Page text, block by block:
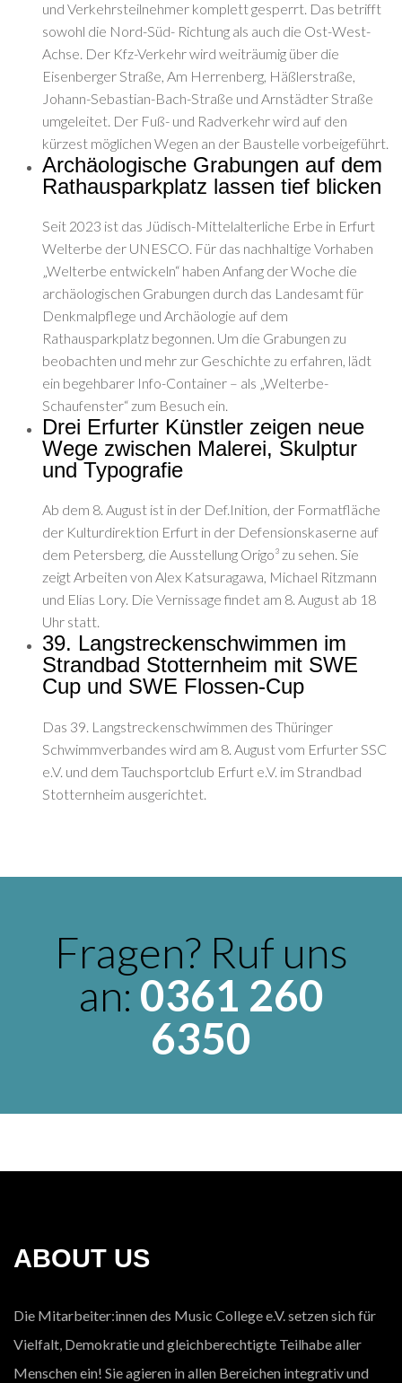
und Verkehrsteilnehmer komplett gesperrt. Das betrifft
sowohl die Nord-Süd- Richtung als auch die Ost-West-
Achse. Der Kfz-Verkehr wird weiträumig über die
Eisenberger Straße, Am Herrenberg, Häßlerstraße,
Johann-Sebastian-Bach-Straße und Arnstädter Straße
umgeleitet. Der Fuß- und Radverkehr wird auf den
kürzest möglichen Wegen an der Baustelle vorbeigeführt.
Archäologische Grabungen auf dem
Rathausparkplatz lassen tief blicken
Seit 2023 ist das Jüdisch-Mittelalterliche Erbe in Erfurt
Welterbe der UNESCO. Für das nachhaltige Vorhaben
„Welterbe entwickeln“ haben Anfang der Woche die
archäologischen Grabungen durch das Landesamt für
Denkmalpflege und Archäologie auf dem
Rathausparkplatz begonnen. Um die Grabungen zu
beobachten und mehr zur Geschichte zu erfahren, lädt
ein begehbarer Info-Container – als „Welterbe-
Schaufenster“ zum Besuch ein.
Drei Erfurter Künstler zeigen neue
Wege zwischen Malerei, Skulptur
und Typografie
Ab dem 8. August ist in der Def.Inition, der Formatfläche
der Kulturdirektion Erfurt in der Defensionskaserne auf
dem Petersberg, die Ausstellung Origo³ zu sehen. Sie
zeigt Arbeiten von Alex Katsuragawa, Michael Ritzmann
und Elias Lory. Die Vernissage findet am 8. August ab 18
Uhr statt.
39. Langstreckenschwimmen im
Strandbad Stotternheim mit SWE
Cup und SWE Flossen-Cup
Das 39. Langstreckenschwimmen des Thüringer
Schwimmverbandes wird am 8. August vom Erfurter SSC
e.V. und dem Tauchsportclub Erfurt e.V. im Strandbad
Stotternheim ausgerichtet.
Fragen? Ruf uns
an: 0361 260
6350
ABOUT US
Die Mitarbeiter:innen des Music College e.V. setzen sich für
Vielfalt, Demokratie und gleichberechtigte Teilhabe aller
Menschen ein! Sie agieren in allen Bereichen integrativ und